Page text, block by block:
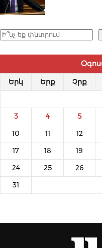
Որոնել
Երկ Երք Չրք
3 4 5
10 11 12
17 18 19
24 25 26
31